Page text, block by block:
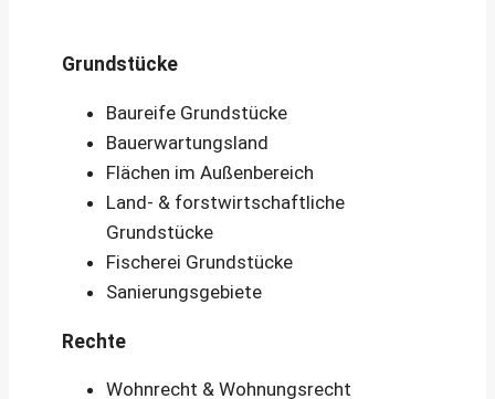
Grundstücke
Baureife Grundstücke
Bauerwartungsland
Flächen im Außenbereich
Land- & forstwirtschaftliche
Grundstücke
Fischerei Grundstücke
Sanierungsgebiete
Rechte
Wohnrecht & Wohnungsrecht